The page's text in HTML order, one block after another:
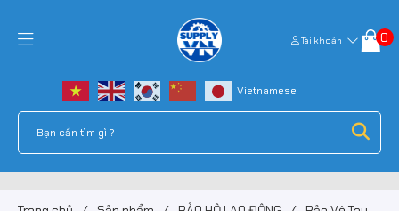
Tài khoản 0